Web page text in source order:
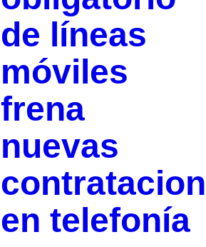
de líneas
móviles
frena
nuevas
en telefonía